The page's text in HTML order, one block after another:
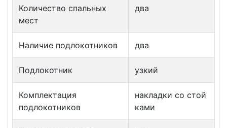
Количество спальных
мест
два
Наличие подлокотников два
Подлокотник узкий
Комплектация
подлокотников
накладки со стой
ками